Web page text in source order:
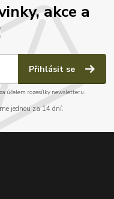
akce a
Přihlásit se
účelem rozesílky newsletteru.
jednou za 14 dní.